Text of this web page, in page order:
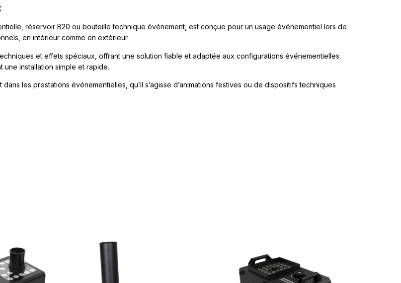
réservoir B20 ou bouteille technique événement, est conçue pour un usage événementiel lors de
en intérieur comme en extérieur.
et effets spéciaux, offrant une solution fiable et adaptée aux configurations événementielles.
une installation simple et rapide.
les prestations événementielles, qu’il s’agisse d’animations festives ou de dispositifs techniques